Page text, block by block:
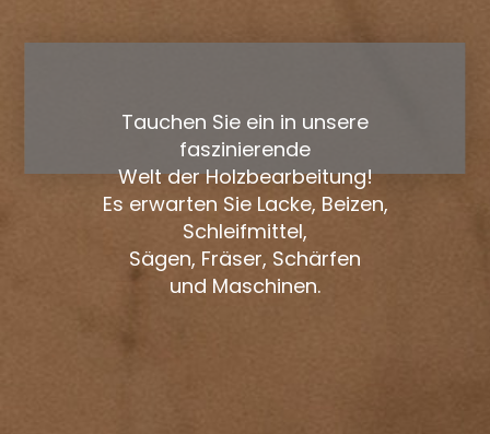
Tauchen Sie ein in unsere
faszinierende
Welt der Holzbearbeitung!
Es erwarten Sie Lacke, Beizen,
Schleifmittel,
Sägen, Fräser, Schärfen
und Maschinen.